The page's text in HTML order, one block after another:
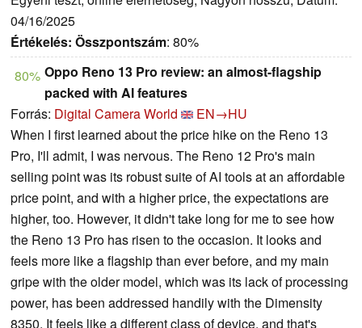
04/16/2025
Értékelés: Összpontszám: 80%
80% Oppo Reno 13 Pro review: an almost-flagship
packed with AI features
Forrás: Digital Camera World
EN→HU
When I first learned about the price hike on the Reno 13
Pro, I'll admit, I was nervous. The Reno 12 Pro's main
selling point was its robust suite of AI tools at an affordable
price point, and with a higher price, the expectations are
higher, too. However, it didn't take long for me to see how
the Reno 13 Pro has risen to the occasion. It looks and
feels more like a flagship than ever before, and my main
gripe with the older model, which was its lack of processing
power, has been addressed handily with the Dimensity
8350. It feels like a different class of device, and that's